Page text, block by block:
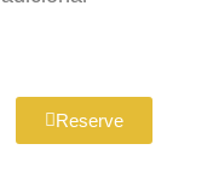
Reserve